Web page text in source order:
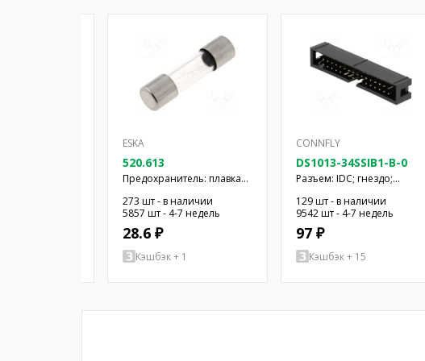
ESKA
520.613
Предохранитель: плавкая
вставка; быстрый; 400мА;
250ВAC; 5x20мм
273 шт - в наличии
5857 шт - 4-7 недель
28.6 ₽
Кэшбэк + 1
CONNFLY
DS1013-34SSIB1-B-0
Разъем: IDC; гнездо;
"папа"; PIN: 34; прямой;
THT; позолота; 2,54мм
129 шт - в наличии
9542 шт - 4-7 недель
97 ₽
Кэшбэк + 15